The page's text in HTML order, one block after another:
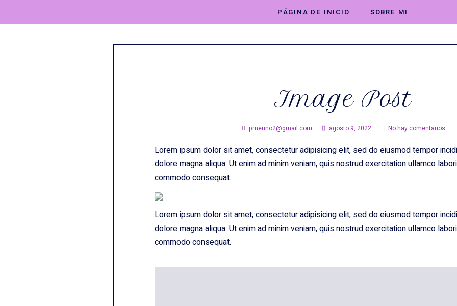
PÁGINA DE INICIO SOBRE MI
Image Post
pmerino2@gmail.com agosto 9, 2022 No hay comentarios
Lorem ipsum dolor sit amet, consectetur adipisicing elit, sed do eiusmod tempor
dolore magna aliqua. Ut enim ad minim veniam, quis nostrud exercitation ullamco
commodo consequat.
Lorem ipsum dolor sit amet, consectetur adipisicing elit, sed do eiusmod tempor
dolore magna aliqua. Ut enim ad minim veniam, quis nostrud exercitation ullamco
commodo consequat.